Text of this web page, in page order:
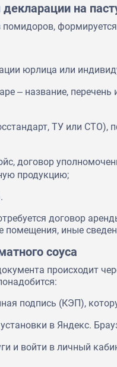
на
юрлица или
‒ название, перечень
ТУ или СТО),
договор
продукцию;
договор
помещения, иные
соуса
происходит
подпись (КЭП),
в Яндекс.
и войти в личный